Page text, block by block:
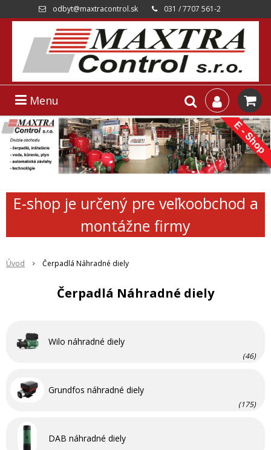
odbyt@maxtracontrol.sk 031 / 7707 561-2
Menu
E-shop je určený pre veľkoobchod a
montážne firmy
Úvod Čerpadlá Náhradné diely
Čerpadlá Náhradné diely
Wilo náhradné diely
(46)
Grundfos náhradné diely
(175)
DAB náhradné diely